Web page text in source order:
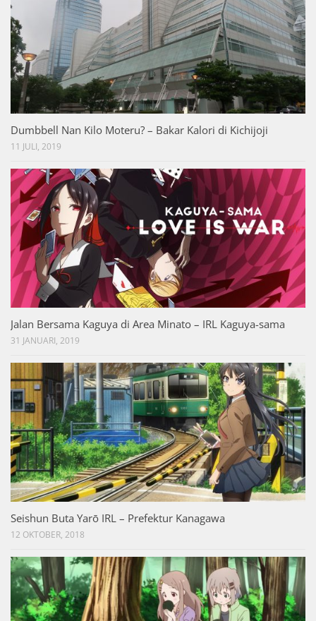
Dumbbell Nan Kilo Moteru? – Bakar Kalori di Kichijoji
11 JULI, 2019
Jalan Bersama Kaguya di Area Minato – IRL Kaguya-sama
31 JANUARI, 2019
Seishun Buta Yarō IRL – Prefektur Kanagawa
12 OKTOBER, 2018